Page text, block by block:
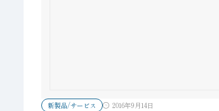
新製品/サービス 2016年9月14日